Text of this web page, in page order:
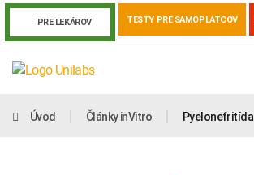
PRE LEKÁROV TESTY PRE SAMOPLATCOV
Úvod Články inVitro Pyelonefritída